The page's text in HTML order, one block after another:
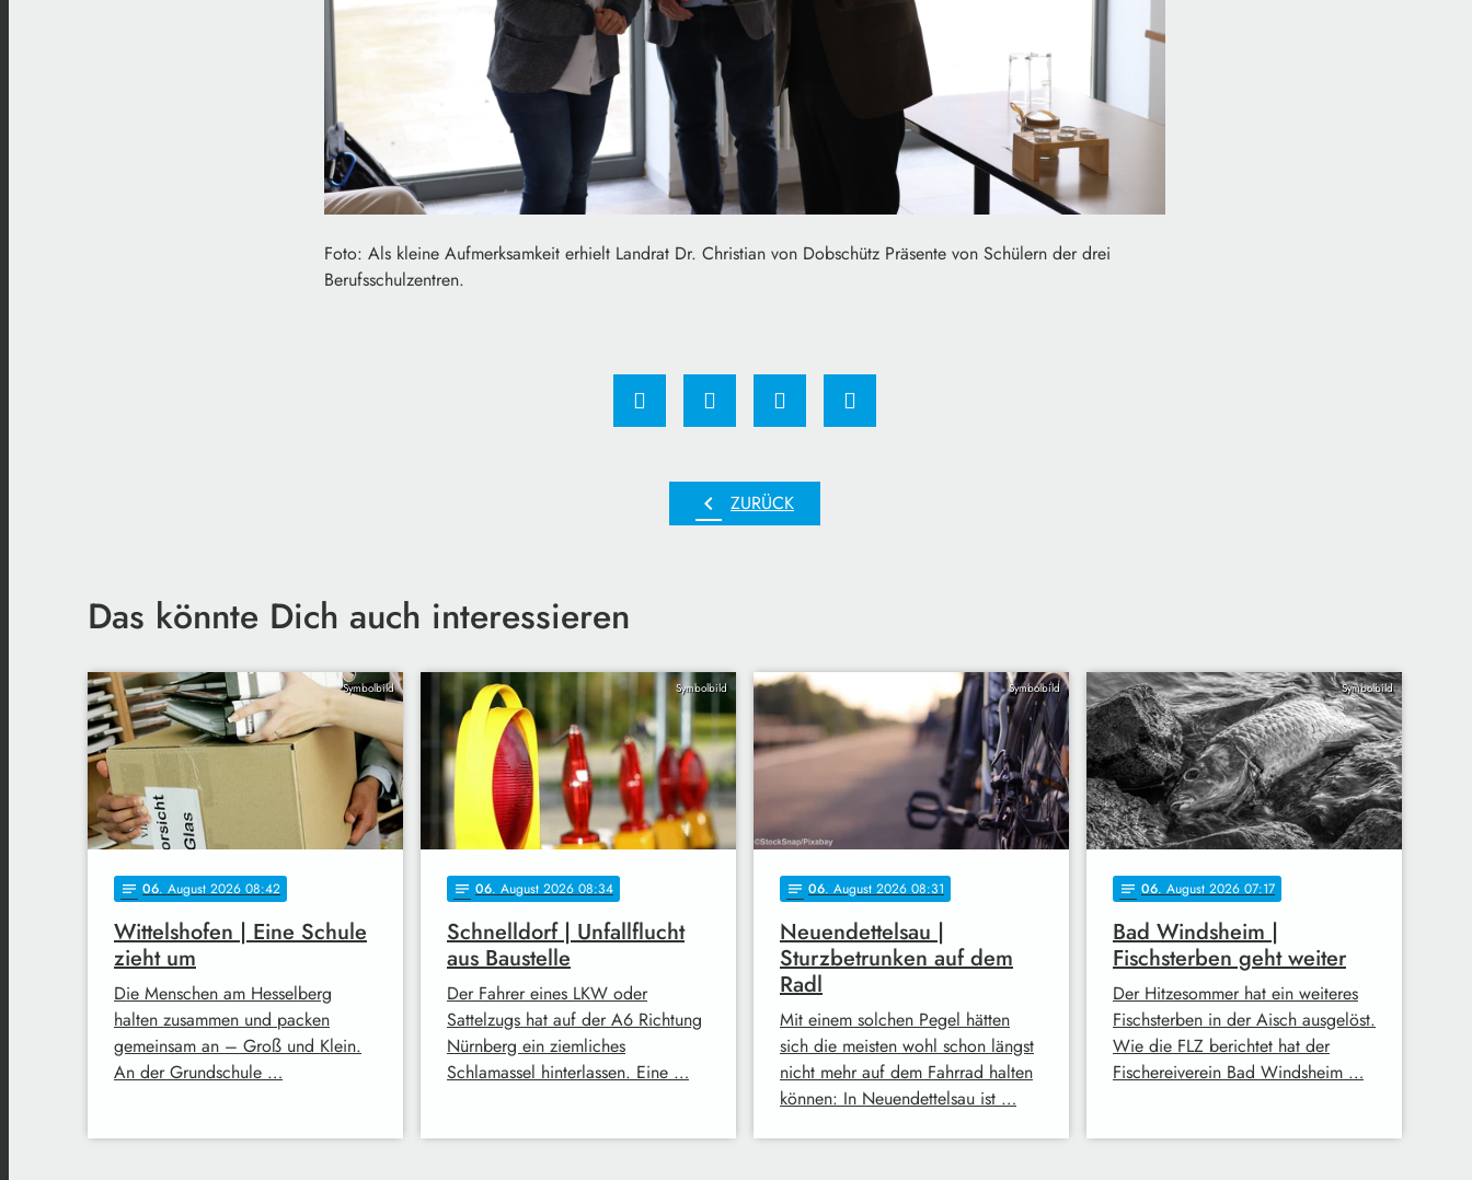
Foto: Als kleine Aufmerksamkeit erhielt Landrat Dr. Christian von Dobschütz Präsente von Schülern der drei
Berufsschulzentren.
chevron_left ZURÜCK
Das könnte Dich auch interessieren
Symbolbild
notes 06. August 2026 08:42
Wittelshofen | Eine Schule
zieht um
Die Menschen am Hesselberg
halten zusammen und packen
gemeinsam an – Groß und Klein.
An der Grundschule …
Symbolbild
notes 06. August 2026 08:34
Schnelldorf | Unfallflucht
aus Baustelle
Der Fahrer eines LKW oder
Sattelzugs hat auf der A6 Richtung
Nürnberg ein ziemliches
Schlamassel hinterlassen. Eine …
Symbolbild
notes 06. August 2026 08:31
Neuendettelsau |
Sturzbetrunken auf dem
Radl
Mit einem solchen Pegel hätten
sich die meisten wohl schon längst
nicht mehr auf dem Fahrrad halten
können: In Neuendettelsau ist …
Symbolbild
notes 06. August 2026 07:17
Bad Windsheim |
Fischsterben geht weiter
Der Hitzesommer hat ein weiteres
Fischsterben in der Aisch ausgelöst.
Wie die FLZ berichtet hat der
Fischereiverein Bad Windsheim …